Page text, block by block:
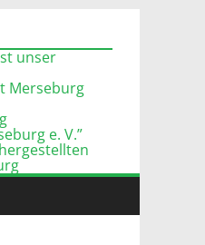
unser
Merseburg
e. V.”